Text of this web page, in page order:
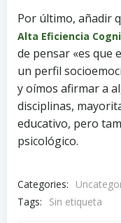
Por último, añadir
Alta Eficiencia
de pensar «es que
un perfil
y oímos afirmar a
disciplinas,
educativo, pero
psicológico.
Categories:
Tags:
Sin etiqueta